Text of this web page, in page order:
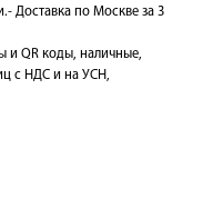
- Доставка по Москве за 3
и QR коды, наличные,
с НДС и на УСН,